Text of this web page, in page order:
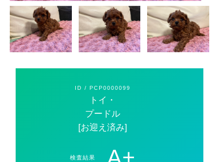
ID / PCP0000099
トイ・
プードル
[お迎え済み]
検査結果